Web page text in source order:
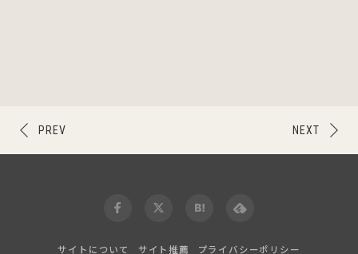
NEXT
PREV
サイトについて サイト推薦 プライバシーポリシー